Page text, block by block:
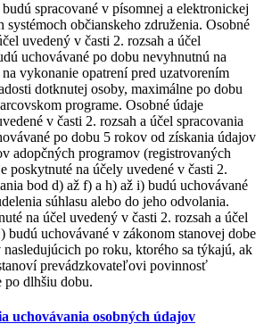
spracované v písomnej a elektronickej
občianskeho združenia. Osobné
uvedený v časti 2. rozsah a účel
uchovávané po dobu nevyhnutnú na
vykonanie opatrení pred uzatvorením
dotknutej osoby, maximálne po dobu
programe. Osobné údaje
v časti 2. rozsah a účel spracovania
po dobu 5 rokov od získania údajov
adopčných programov (registrovaných
poskytnuté na účely uvedené v časti 2.
bod d) až f) a h) až i) budú uchovávané
súhlasu alebo do jeho odvolania.
na účel uvedený v časti 2. rozsah a účel
budú uchovávané v zákonom stanovej dobe
nasledujúcich po roku, ktorého sa týkajú, ak
prevádzkovateľovi povinnosť
po dlhšiu dobu.
uchovávania osobných údajov